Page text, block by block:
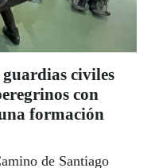
civiles
con
formación
de Santiago